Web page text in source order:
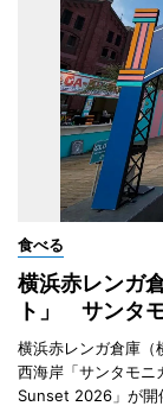
食べる
横浜赤レンガ
ト」 サンタ
横浜赤レンガ倉庫（
西海岸「サンタモニ
Sunset 2026」が開